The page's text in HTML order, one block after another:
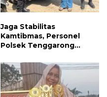
Jaga Stabilitas
Kamtibmas, Personel
Polsek Tenggarong
Dialogis Siang Hari